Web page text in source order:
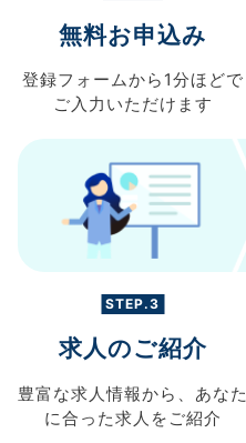
無料お申込み
登録フォームから 1分ほどで
ご入力 いただけます
STEP.3
求人のご紹介
豊富な求人情報から、 あなた
に合った求人を ご紹介